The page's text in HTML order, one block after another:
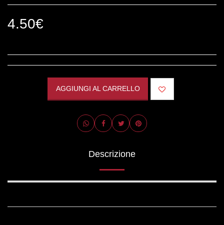
4.50€
AGGIUNGI AL CARRELLO
Descrizione